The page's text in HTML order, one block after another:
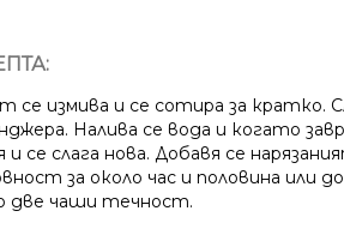
се измива и се сотира за кратко.
Налива се вода и когато
и се слага нова. Добавя се
за около час и половина или
две чаши течност.